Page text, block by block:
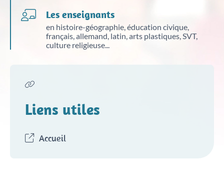
Les enseignants
en histoire-géographie, éducation civique,
français, allemand, latin, arts plastiques, SVT,
culture religieuse...
Liens utiles
Accueil